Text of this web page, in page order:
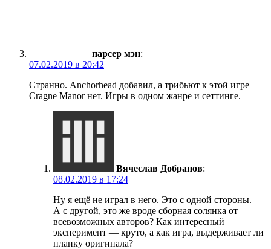
парсер мэн:
07.02.2019 в 20:42
Странно. Anchorhead добавил, а трибьют к этой игре
Cragne Manor нет. Игры в одном жанре и сеттинге.
Вячеслав Добранов:
08.02.2019 в 17:24
Ну я ещё не играл в него. Это с одной стороны.
А с другой, это же вроде сборная солянка от
всевозможных авторов? Как интересный
эксперимент — круто, а как игра, выдерживает ли
планку оригинала?